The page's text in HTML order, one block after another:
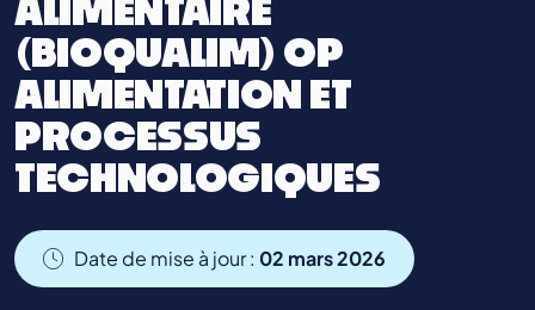
ALIMENTAIRE
(BIOQUALIM) OP
ALIMENTATION ET
PROCESSUS
TECHNOLOGIQUES
Date de mise à jour : 02 mars 2026